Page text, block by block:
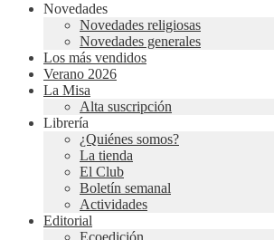
Novedades
Novedades religiosas
Novedades generales
Los más vendidos
Verano 2026
La Misa
Alta suscripción
Librería
¿Quiénes somos?
La tienda
El Club
Boletín semanal
Actividades
Editorial
Ecoedición